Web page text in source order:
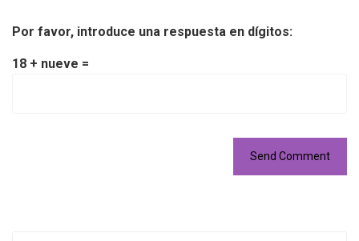
Por favor, introduce una respuesta en dígitos:
18 + nueve =